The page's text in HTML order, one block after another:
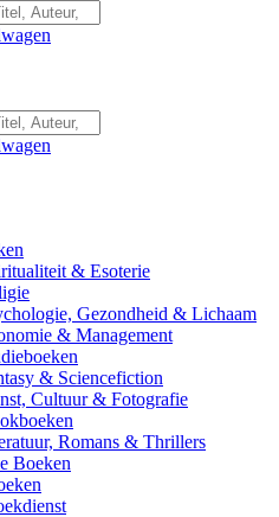
& Esoterie
Gezondheid & Lichaam
& Management
& Sciencefiction
Cultuur & Fotografie
Romans & Thrillers
Boeken